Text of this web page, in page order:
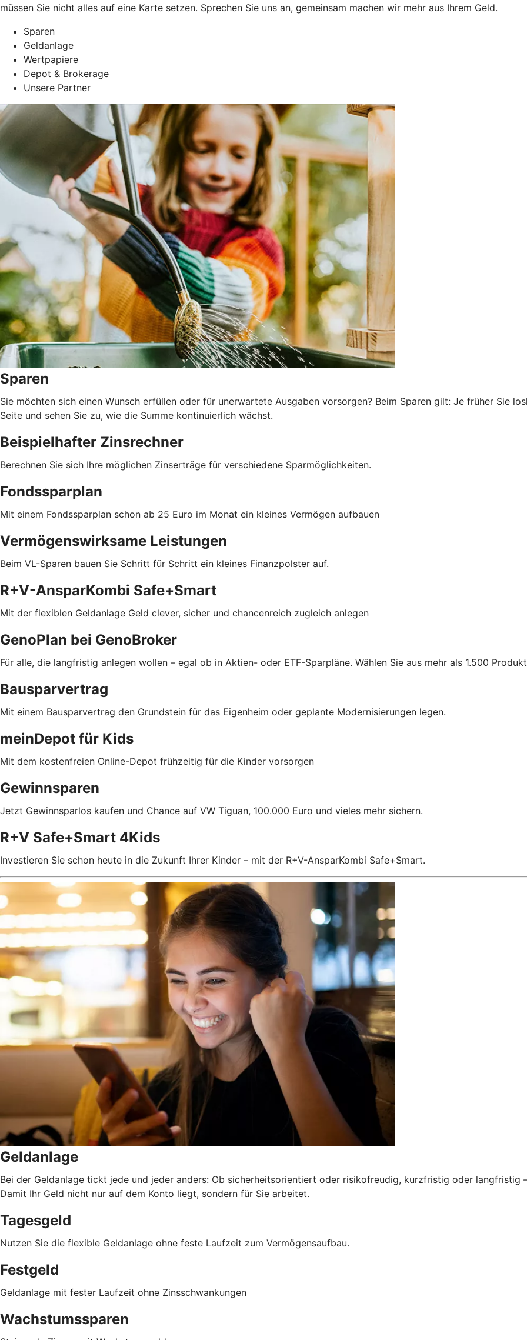
müssen Sie nicht alles auf eine Karte setzen. Sprechen Sie uns an, gemeinsam machen wir mehr aus Ihrem Geld.
Sparen
Geldanlage
Wertpapiere
Depot & Brokerage
Unsere Partner
Sparen
Sie möchten sich einen Wunsch erfüllen oder für unerwartete Ausgaben vorsorgen? Beim Sparen gilt: Je früher Sie
Seite und sehen Sie zu, wie die Summe kontinuierlich wächst.
Beispielhafter Zinsrechner
Berechnen Sie sich Ihre möglichen Zinserträge für verschiedene Sparmöglichkeiten.
Fondssparplan
Mit einem Fondssparplan schon ab 25 Euro im Monat ein kleines Vermögen aufbauen
Vermögenswirksame Leistungen
Beim VL-Sparen bauen Sie Schritt für Schritt ein kleines Finanzpolster auf.
R+V-AnsparKombi Safe+Smart
Mit der flexiblen Geldanlage Geld clever, sicher und chancenreich zugleich anlegen
GenoPlan bei GenoBroker
Für alle, die langfristig anlegen wollen – egal ob in Aktien- oder ETF-Sparpläne. Wählen Sie aus mehr als 1.500
Bausparvertrag
Mit einem Bausparvertrag den Grundstein für das Eigenheim oder geplante Modernisierungen legen.
meinDepot für Kids
Mit dem kostenfreien Online-Depot frühzeitig für die Kinder vorsorgen
Gewinnsparen
Jetzt Gewinnsparlos kaufen und Chance auf VW Tiguan, 100.000 Euro und vieles mehr sichern.
R+V Safe+Smart 4Kids
Investieren Sie schon heute in die Zukunft Ihrer Kinder – mit der R+V-AnsparKombi Safe+Smart.
Geldanlage
Bei der Geldanlage tickt jede und jeder anders: Ob sicherheitsorientiert oder risikofreudig, kurzfristig oder langfristig
Damit Ihr Geld nicht nur auf dem Konto liegt, sondern für Sie arbeitet.
Tagesgeld
Nutzen Sie die flexible Geldanlage ohne feste Laufzeit zum Vermögensaufbau.
Festgeld
Geldanlage mit fester Laufzeit ohne Zinsschwankungen
Wachstumssparen